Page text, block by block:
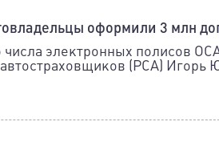
оформили 3 млн
электронных полисов
(РСА) Игорь